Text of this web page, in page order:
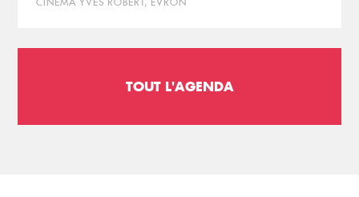
TOUT L'AGENDA